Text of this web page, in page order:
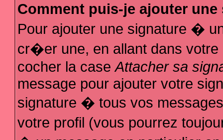
Comment puis-je ajouter
Pour ajouter une signature �
cr�er une, en allant dans
cocher la caseAttacher sa
message pour ajouter votre
signature � tous vos
votre profil (vous pourrez